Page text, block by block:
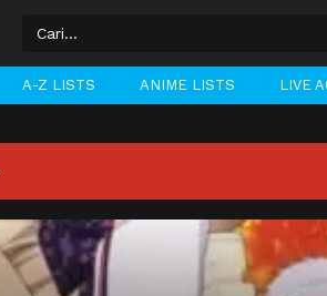
A-Z LISTS ANIME LISTS LIVE